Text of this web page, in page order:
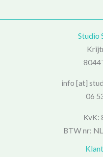
Studio
info [at]
06
KvK:
BTW nr: